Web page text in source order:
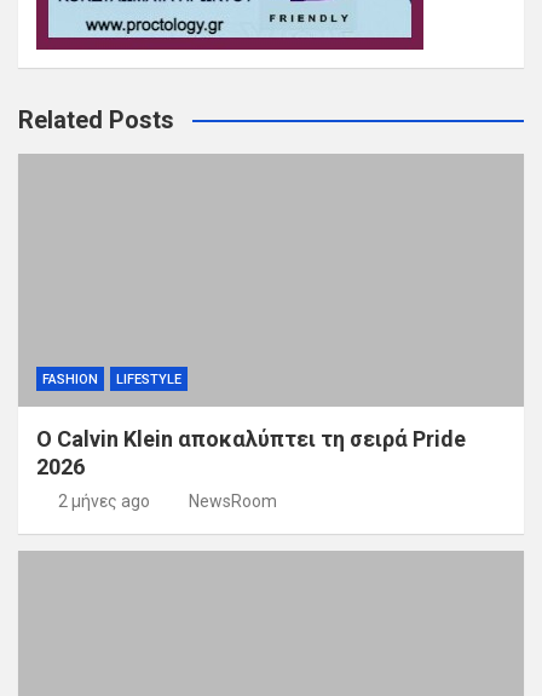
Related Posts
FASHION LIFESTYLE
Ο Calvin Klein αποκαλύπτει τη σειρά Pride
2026
2 μήνες ago NewsRoom